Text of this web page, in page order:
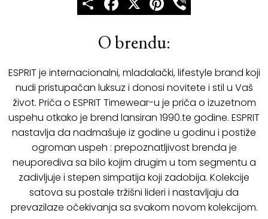
O brendu:
ESPRIT je internacionalni, mladalački, lifestyle brand koji
nudi pristupačan luksuz i donosi novitete i stil u Vaš
život. Priča o ESPRIT Timewear-u je priča o izuzetnom
uspehu otkako je brend lansiran 1990.te godine. ESPRIT
nastavlja da nadmašuje iz godine u godinu i postiže
ogroman uspeh : prepoznatljivost brenda je
neuporediva sa bilo kojim drugim u tom segmentu a
zadivljuje i stepen simpatija koji zadobija. Kolekcije
satova su postale tržišni lideri i nastavljaju da
prevazilaze očekivanja sa svakom novom kolekcijom.